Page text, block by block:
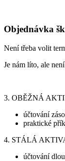
Objednávka
Není třeba volit
Je nám líto, ale
3. OBĚŽNÁ
účtování
praktické
4. STÁLÁ
účtování